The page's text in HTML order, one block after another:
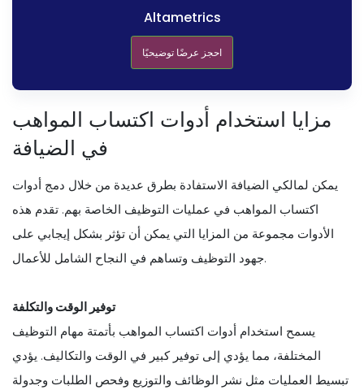
Altametrics
احجز عرضًا توضيحيًا
مزايا استخدام أدوات اكتساب المواهب
في الضيافة
يمكن لمالكي الضيافة الاستفادة بطرق عديدة من خلال دمج أدوات
اكتساب المواهب في عمليات التوظيف الخاصة بهم. تقدم هذه
الأدوات مجموعة من المزايا التي يمكن أن تؤثر بشكل إيجابي على
جهود التوظيف وتساهم في النجاح الشامل للأعمال.
توفير الوقت والتكلفة
يسمح استخدام أدوات اكتساب المواهب بأتمتة مهام التوظيف
المختلفة، مما يؤدي إلى توفير كبير في الوقت والتكاليف. يؤدي
تبسيط العمليات مثل نشر الوظائف والتوزيع وفحص الطلبات وجدولة